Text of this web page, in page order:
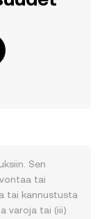
Sen
tai
tai kannustusta
varoja tai (iii)